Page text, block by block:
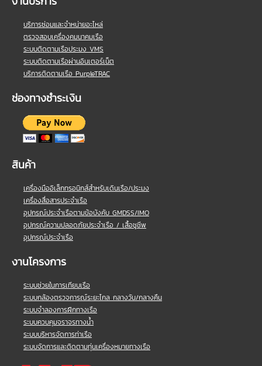
บริการซ่อมและจำหน่ายอะไหล่
ตรวจสอบเครื่องคมนาคมเรือ
ระบบติดตามเรือประมง VMS
ระบบติดตามเรือผ่านอินเตอร์เน็ต
บริการติดตามเรือ PurpleTRAC
ช่องทางชำระเงิน
สินค้า
เครื่องมืออิเล็กทรอนิกส์สำหรับเดินเรือ/ประมง
เครื่องสื่อสารประจำเรือ
อุปกรณ์ประจำเรือตามข้อบังคับ GMDSS/IMO
อุปกรณ์ความปลอดภัยประจำเรือ / เสื้อชูชีพ
อุปกรณ์ประจำเรือ
งานโครงการ
ระบบช่วยในการเทียบเรือ
ระบบกล้องตรวจการณ์ระยะไกล กลางวัน/กลางคืน
ระบบจำลองการฝึกทางเรือ
ระบบควบคุมจราจรทางน้ำ
ระบบบริหารจัดการท่าเรือ
ระบบจัดการและติดตามทุ่นเครื่องหมายทางเรือ